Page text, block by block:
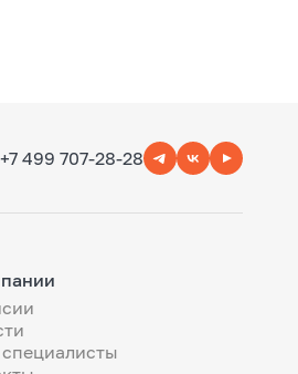
+7 499 707-28-28